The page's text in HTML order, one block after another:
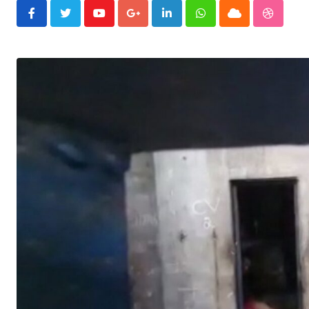
YoutubeGoogle+LinkedInWhatsappCloud